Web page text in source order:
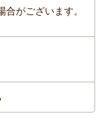
がございます。